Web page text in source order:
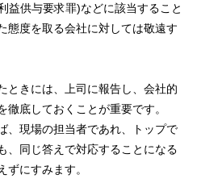
益供与要求罪)などに該当すること
態度を取る会社に対しては敬遠す
ときには、上司に報告し、会社的
底しておくことが重要です。
、現場の担当者であれ、トップで
、同じ答えで対応することになる
ずにすみます。